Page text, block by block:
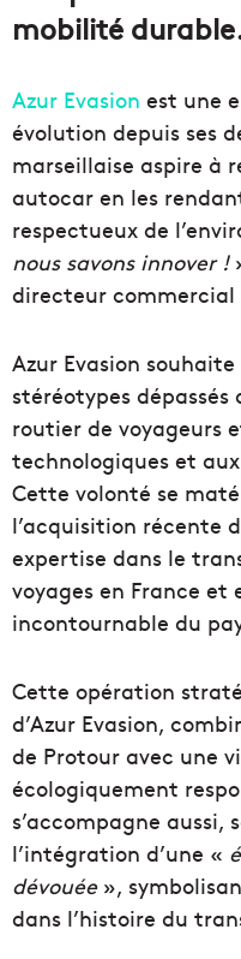
mobilité
Azur Evasion est une
évolution depuis ses
marseillaise aspire à
autocar en les
respectueux de
nous savons innover !
directeur commercial
Azur Evasion
stéréotypes
routier de voyageurs
technologiques et
Cette volonté se
l’acquisition récente
expertise dans le
voyages en France et
incontournable du
Cette opération
d’Azur Evasion,
de Protour avec une
écologiquement
s’accompagne aussi,
l’intégration d’une «
dévouée»,
dans l’histoire du